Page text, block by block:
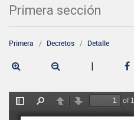
Primera sección
Primera Decretos Detalle
|